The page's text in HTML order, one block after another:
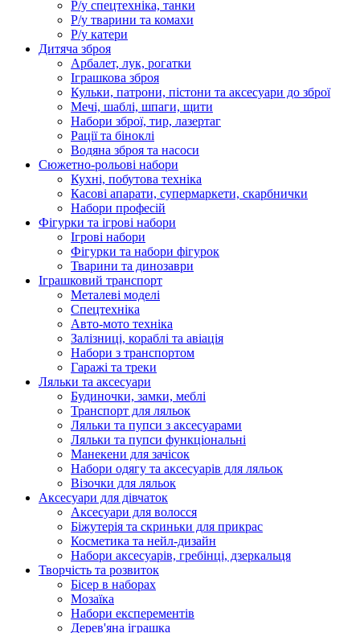
Р/у спецтехніка, танки
Р/у тварини та комахи
Р/у катери
Дитяча зброя
Арбалет, лук, рогатки
Іграшкова зброя
Кульки, патрони, пістони та аксесуари до зброї
Мечі, шаблі, шпаги, щити
Набори зброї, тир, лазертаг
Рації та біноклі
Водяна зброя та насоси
Сюжетно-рольові набори
Кухні, побутова техніка
Касові апарати, супермаркети, скарбнички
Набори професій
Фігурки та ігрові набори
Ігрові набори
Фігурки та набори фігурок
Тварини та динозаври
Іграшковий транспорт
Металеві моделі
Спецтехніка
Авто-мото техніка
Залізниці, кораблі та авіація
Набори з транспортом
Гаражі та треки
Ляльки та аксесуари
Будиночки, замки, меблі
Транспорт для ляльок
Ляльки та пупси з аксесуарами
Ляльки та пупси функціональні
Манекени для зачісок
Набори одягу та аксесуарів для ляльок
Візочки для ляльок
Аксесуари для дівчаток
Аксесуари для волосся
Біжутерія та скриньки для прикрас
Косметика та нейл-дизайн
Набори аксесуарів, гребінці, дзеркальця
Творчість та розвиток
Бісер в наборах
Мозаїка
Набори експерементів
Дерев'яна іграшка